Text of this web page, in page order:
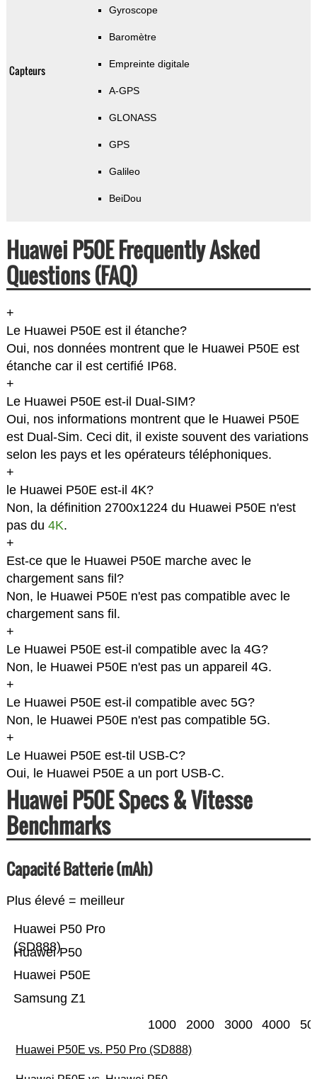
Capteurs
Gyroscope
Baromètre
Empreinte digitale
A-GPS
GLONASS
GPS
Galileo
BeiDou
Huawei P50E Frequently Asked
Questions (FAQ)
+
Le Huawei P50E est il étanche?
Oui, nos données montrent que le Huawei P50E est
étanche car il est certifié IP68.
+
Le Huawei P50E est-il Dual-SIM?
Oui, nos informations montrent que le Huawei P50E
est Dual-Sim. Ceci dit, il existe souvent des variations
selon les pays et les opérateurs téléphoniques.
+
le Huawei P50E est-il 4K?
Non, la définition 2700x1224 du Huawei P50E n'est
pas du 4K.
+
Est-ce que le Huawei P50E marche avec le
chargement sans fil?
Non, le Huawei P50E n'est pas compatible avec le
chargement sans fil.
+
Le Huawei P50E est-il compatible avec la 4G?
Non, le Huawei P50E n'est pas un appareil 4G.
+
Le Huawei P50E est-il compatible avec 5G?
Non, le Huawei P50E n'est pas compatible 5G.
+
Le Huawei P50E est-til USB-C?
Oui, le Huawei P50E a un port USB-C.
Huawei P50E Specs & Vitesse
Benchmarks
Capacité Batterie (mAh)
Plus élevé = meilleur
Samsung Z1
Huawei P50E
Huawei P50
Huawei P50 Pro
(SD888)
1000 2000 3000 4000
Huawei P50E vs. P50 Pro (SD888)